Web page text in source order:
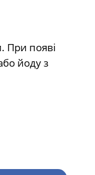
При появі
йоду з